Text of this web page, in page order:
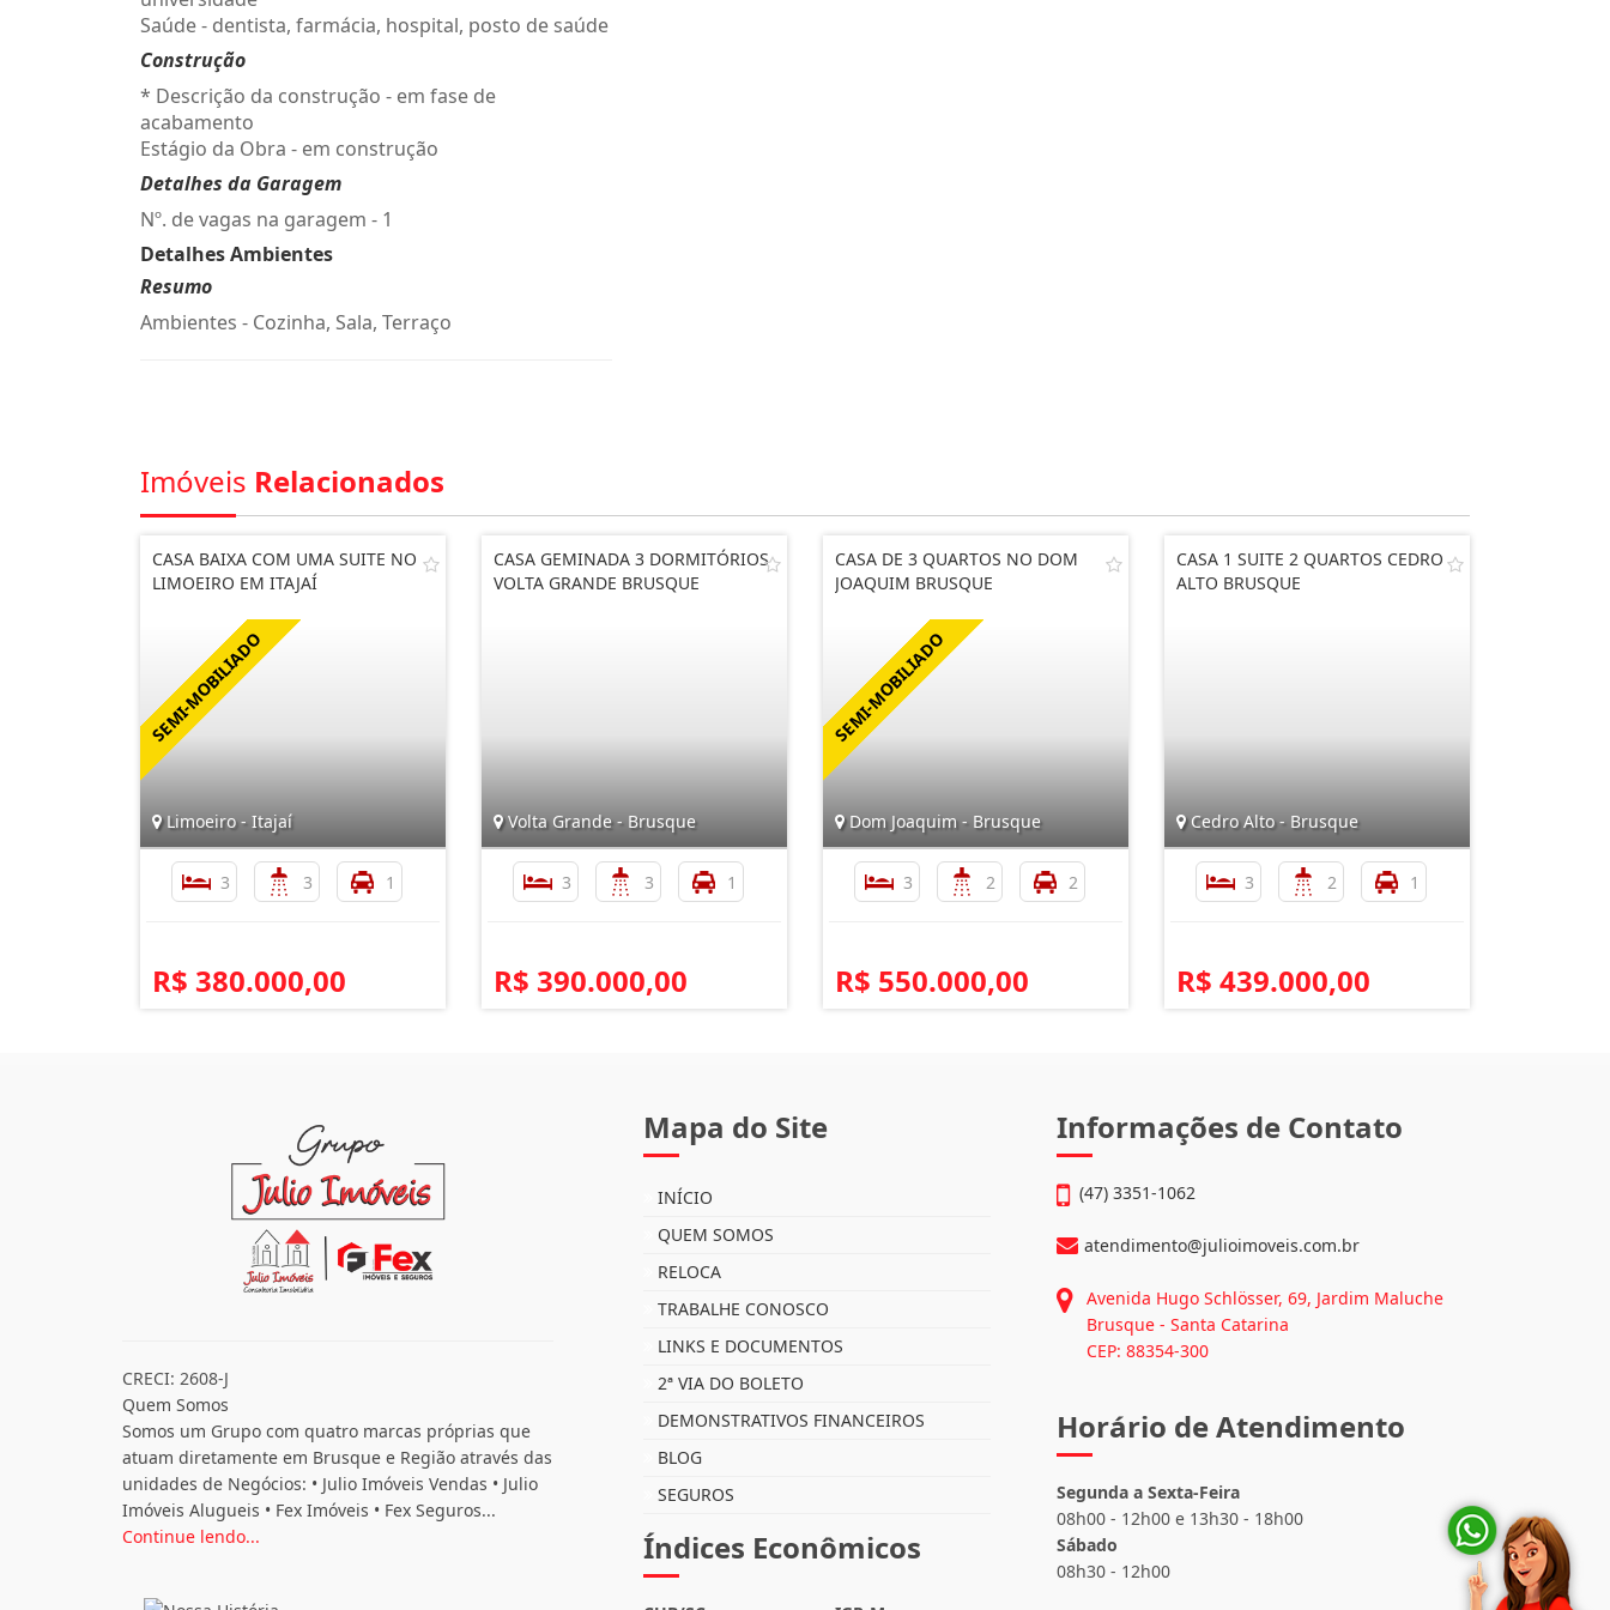
Saúde - dentista, farmácia, hospital, posto de saúde
Construção
* Descrição da construção - em fase de
acabamento
Estágio da Obra - em construção
Detalhes da Garagem
Nº. de vagas na garagem - 1
Detalhes Ambientes
Resumo
Ambientes - Cozinha, Sala, Terraço
Imóveis Relacionados
CASA BAIXA COM UMA SUITE NO
LIMOEIRO EM ITAJAÍ
Limoeiro - Itajaí
3 3 1
R$ 380.000,00
CASA GEMINADA 3 DORMITÓRIOS
VOLTA GRANDE BRUSQUE
Volta Grande - Brusque
3 3 1
R$ 390.000,00
CASA DE 3 QUARTOS NO DOM
JOAQUIM BRUSQUE
Dom Joaquim - Brusque
3 2 2
R$ 550.000,00
CASA 1 SUITE 2 QUARTOS CEDRO
ALTO BRUSQUE
Cedro Alto - Brusque
3 2 1
R$ 439.000,00
CRECI: 2608-J
Quem Somos
Somos um Grupo com quatro marcas próprias que
atuam diretamente em Brusque e Região através das
unidades de Negócios: • Julio Imóveis Vendas • Julio
Imóveis Alugueis • Fex Imóveis • Fex Seguros...
Continue lendo...
Mapa do Site
INÍCIO
QUEM SOMOS
RELOCA
TRABALHE CONOSCO
LINKS E DOCUMENTOS
2ª VIA DO BOLETO
DEMONSTRATIVOS FINANCEIROS
BLOG
SEGUROS
Índices Econômicos
Informações de Contato
(47) 3351-1062
atendimento@julioimoveis.com.br
Avenida Hugo Schlösser, 69, Jardim Maluche
Brusque - Santa Catarina
CEP: 88354-300
Horário de Atendimento
Segunda a Sexta-Feira
08h00 - 12h00 e 13h30 - 18h00
Sábado
08h30 - 12h00